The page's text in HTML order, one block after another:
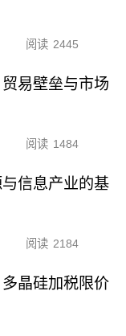
阅读 2445
易壁垒与市场
阅读 1484
信息产业的基
阅读 2184
晶硅加税限价